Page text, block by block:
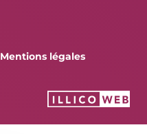
Mentions légales